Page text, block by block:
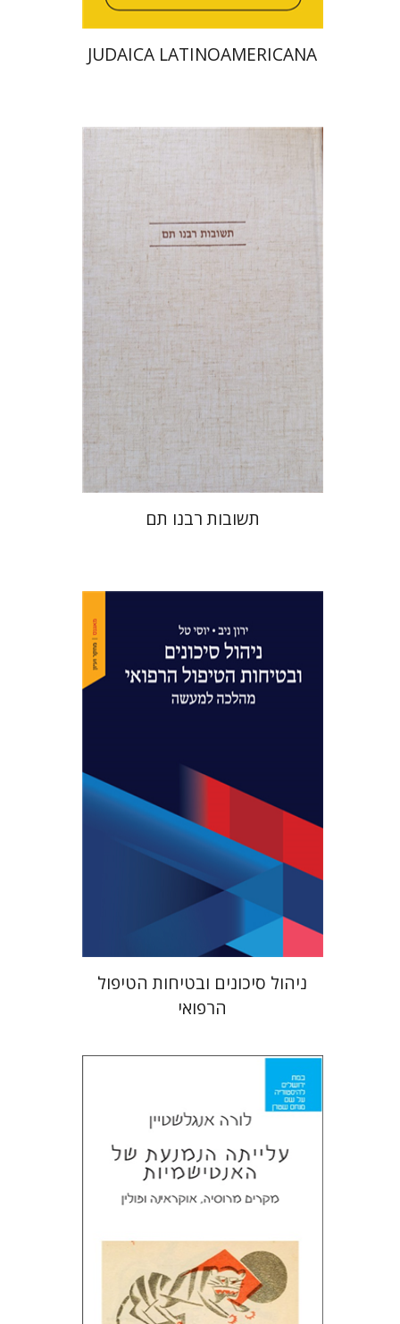
JUDAICA LATINOAMERICANA
הנחת אתר ספר מודפס
$45
תשובות רבנו תם
ירון ניב יוסי טל
הנחת אתר ספר מודפס
$46
$41
ניהול סיכונים ובטיחות הטיפול
הרפואי
מירי אליאב-פלדון
דורון מגן